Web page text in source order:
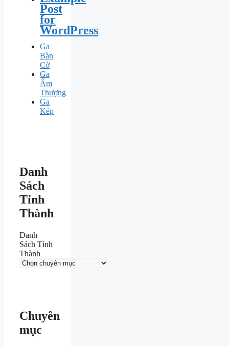
Post
for
WordPress
Ga
Bàn
Cờ
Ga
Ấm
Thượng
Ga
Kép
Danh
Sách
Tỉnh
Thành
Danh
Sách Tỉnh
Thành
Chuyên
mục